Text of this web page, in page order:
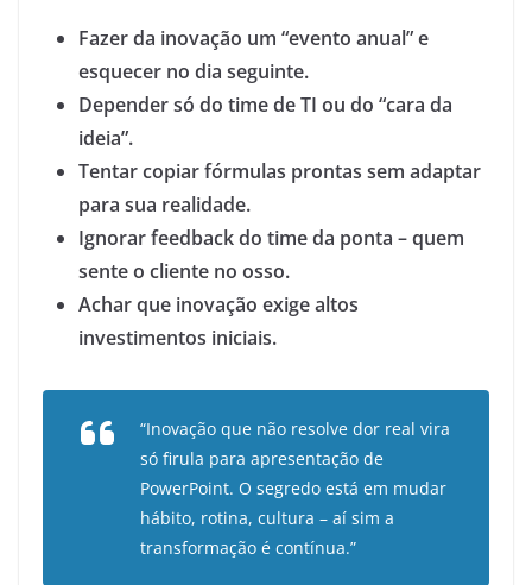
Fazer da inovação um “evento anual” e
esquecer no dia seguinte.
Depender só do time de TI ou do “cara da
ideia”.
Tentar copiar fórmulas prontas sem adaptar
para sua realidade.
Ignorar feedback do time da ponta – quem
sente o cliente no osso.
Achar que inovação exige altos
investimentos iniciais.
“Inovação que não resolve dor real vira
só firula para apresentação de
PowerPoint. O segredo está em mudar
hábito, rotina, cultura – aí sim a
transformação é contínua.”